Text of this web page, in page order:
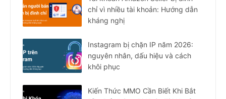
chỉ vì nhiều tài khoản: Hướng dẫn
kháng nghị
Instagram bị chặn IP năm 2026:
nguyên nhân, dấu hiệu và cách
khôi phục
Kiến Thức MMO Cần Biết Khi Bắt